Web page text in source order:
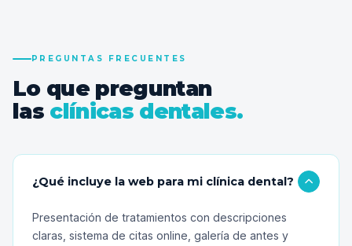
PREGUNTAS FRECUENTES
Lo que preguntan
las clínicas dentales.
¿Qué incluye la web para mi clínica dental?
Presentación de tratamientos con descripciones
claras, sistema de citas online, galería de antes y